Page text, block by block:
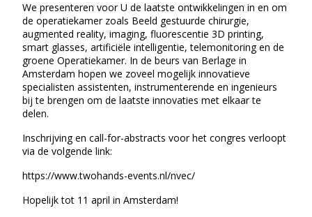
We presenteren voor U de laatste ontwikkelingen in en om
de operatiekamer zoals Beeld gestuurde chirurgie,
augmented reality, imaging, fluorescentie 3D printing,
smart glasses, artificiële intelligentie, telemonitoring en de
groene Operatiekamer. In de beurs van Berlage in
Amsterdam hopen we zoveel mogelijk innovatieve
specialisten assistenten, instrumenterende en ingenieurs
bij te brengen om de laatste innovaties met elkaar te
delen.
Inschrijving en call-for-abstracts voor het congres verloopt
via de volgende link:
https://www.twohands-events.nl/nvec/
Hopelijk tot 11 april in Amsterdam!